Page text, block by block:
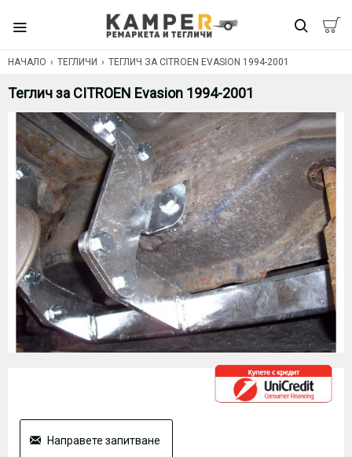
НАЧАЛО ТЕГЛИЧИ ТЕГЛИЧ ЗА CITROEN EVASION 1994-2001
Теглич за CITROEN Evasion 1994-2001
Направете запитване